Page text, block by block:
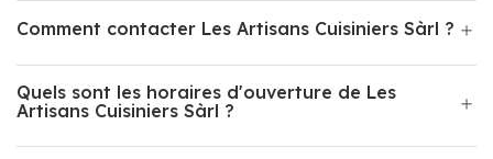
Comment contacter Les Artisans Cuisiniers Sàrl ?
Quels sont les horaires d'ouverture de Les
Artisans Cuisiniers Sàrl ?